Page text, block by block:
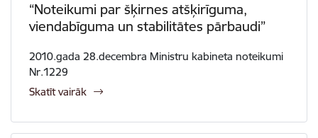
“Noteikumi par šķirnes atšķirīguma,
viendabīguma un stabilitātes pārbaudi”
2010.gada 28.decembra Ministru kabineta noteikumi
Nr.1229
Skatīt vairāk